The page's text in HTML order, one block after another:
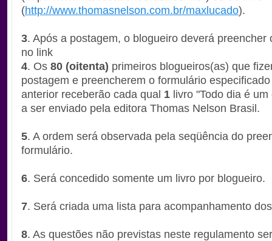
(http://www.thomasnelson.com.br/maxlucado).
3. Após a postagem, o blogueiro deverá preencher
no link
4. Os 80 (oitenta) primeiros blogueiros(as) que
postagem e preencherem o formulário
anterior receberão cada qual 1 livro "Todo dia é
a ser enviado pela editora Thomas Nelson Brasil.
5. A ordem será observada pela seqüência do
formulário.
6. Será concedido somente um livro por blogueiro.
7. Será criada uma lista para acompanhamento
8. As questões não previstas neste regulamento